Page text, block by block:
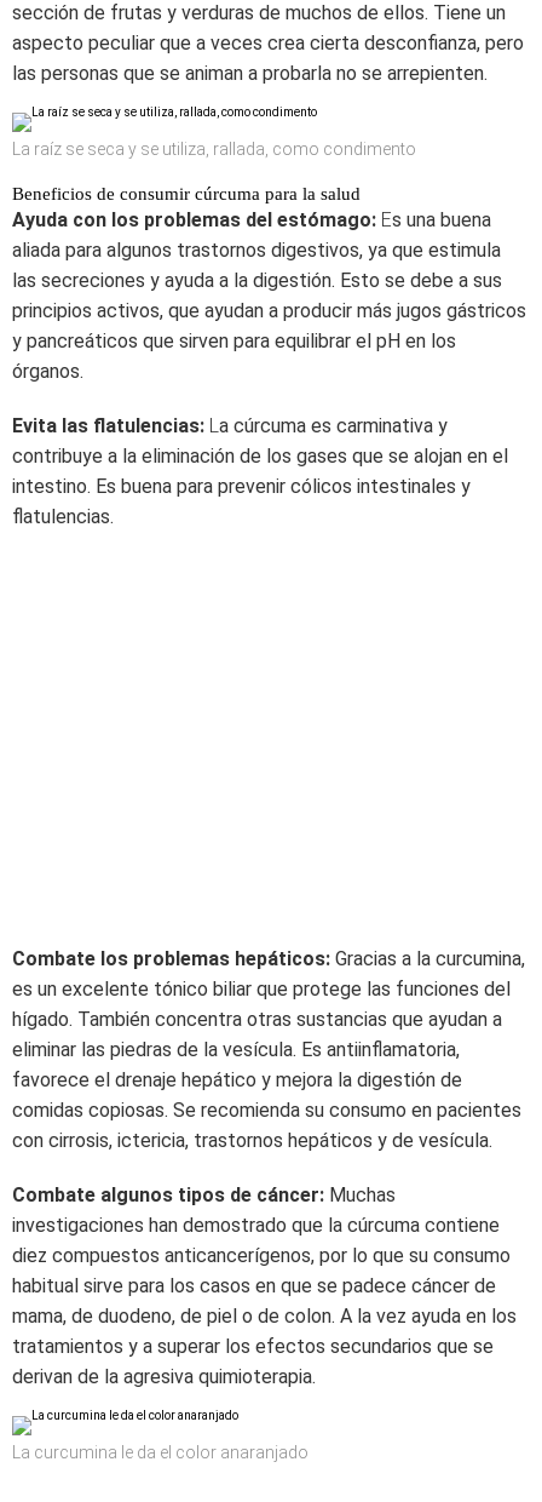
sección de frutas y verduras de muchos de ellos. Tiene un
aspecto peculiar que a veces crea cierta desconfianza, pero
las personas que se animan a probarla no se arrepienten.
La raíz se seca y se utiliza, rallada, como condimento
Beneficios de consumir cúrcuma para la salud
Ayuda con los problemas del estómago: Es una buena
aliada para algunos trastornos digestivos, ya que estimula
las secreciones y ayuda a la digestión. Esto se debe a sus
principios activos, que ayudan a producir más jugos gástricos
y pancreáticos que sirven para equilibrar el pH en los
órganos.
Evita las flatulencias: La cúrcuma es carminativa y
contribuye a la eliminación de los gases que se alojan en el
intestino. Es buena para prevenir cólicos intestinales y
flatulencias.
Combate los problemas hepáticos: Gracias a la curcumina,
es un excelente tónico biliar que protege las funciones del
hígado. También concentra otras sustancias que ayudan a
eliminar las piedras de la vesícula. Es antiinflamatoria,
favorece el drenaje hepático y mejora la digestión de
comidas copiosas. Se recomienda su consumo en pacientes
con cirrosis, ictericia, trastornos hepáticos y de vesícula.
Combate algunos tipos de cáncer: Muchas
investigaciones han demostrado que la cúrcuma contiene
diez compuestos anticancerígenos, por lo que su consumo
habitual sirve para los casos en que se padece cáncer de
mama, de duodeno, de piel o de colon. A la vez ayuda en los
tratamientos y a superar los efectos secundarios que se
derivan de la agresiva quimioterapia.
La curcumina le da el color anaranjado